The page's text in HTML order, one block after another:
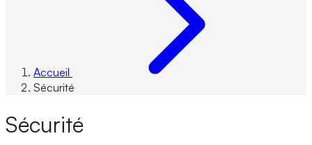
Accueil
Sécurité
Sécurité